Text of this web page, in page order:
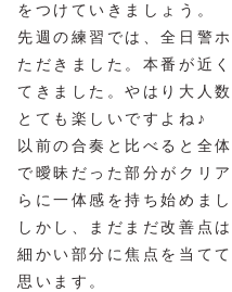
をつけていきましょう。
先週の練習では、全日警
ただきました。本番が近
てきました。やはり大人
とても楽しいですよね♪
以前の合奏と比べると全
で曖昧だった部分がクリ
らに一体感を持ち始めまし
しかし、まだまだ改善点
細かい部分に焦点を当て
思います。